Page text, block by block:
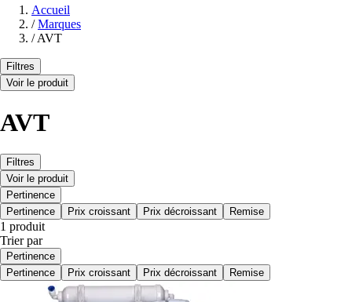
Accueil
/ Marques
/ AVT
Filtres
Voir le produit
AVT
Filtres
Voir le produit
Pertinence
Pertinence
Prix croissant Prix décroissant Remise
1 produit
Trier par
Pertinence
Pertinence
Prix croissant Prix décroissant Remise